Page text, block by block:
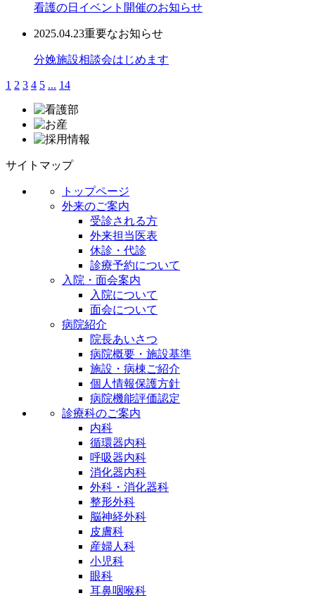
看護の日イベント開催のお知らせ
2025.04.23重要なお知らせ
分娩施設相談会はじめます
1 2 3 4 5 ... 14
サイトマップ
トップページ
外来のご案内
受診される方
外来担当医表
休診・代診
診療予約について
入院・面会案内
入院について
面会について
病院紹介
院長あいさつ
病院概要・施設基準
施設・病棟ご紹介
個人情報保護方針
病院機能評価認定
診療科のご案内
内科
循環器内科
呼吸器内科
消化器内科
外科・消化器科
整形外科
脳神経外科
皮膚科
産婦人科
小児科
眼科
耳鼻咽喉科